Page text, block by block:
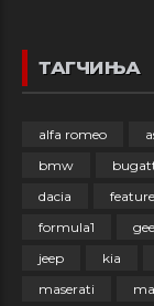
ТАГЧИЊА
alfa romeo
bmw
dacia
formula1
jeep
kia
maserati